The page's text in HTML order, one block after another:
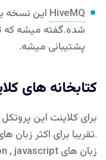
HiveMQ این نسخه
پشتیبانی میشه.
کتابخانه های
برای کلاینت این
.تقریبا برای اکثر زبان